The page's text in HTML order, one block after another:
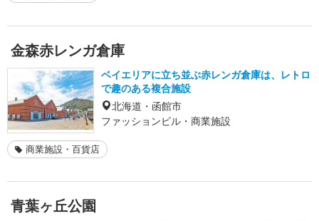
金森赤レンガ倉庫
ベイエリアに立ち並ぶ赤レンガ倉庫は、レトロ
で趣のある複合施設
北海道・函館市
ファッションビル・商業施設
商業施設・百貨店
青葉ヶ丘公園